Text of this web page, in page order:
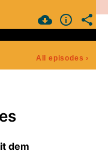
All episodes ›
dem